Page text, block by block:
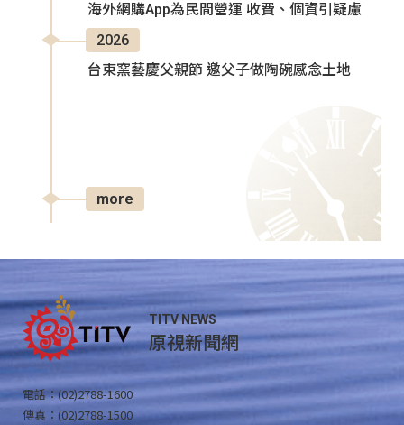
海外網購App為民間營運 收費、個資引疑慮
2026
台東窯藝慶父親節 邀父子做陶碗感念土地
more
TITV NEWS
原視新聞網
電話：(02)2788-1600
傳真：(02)2788-1500